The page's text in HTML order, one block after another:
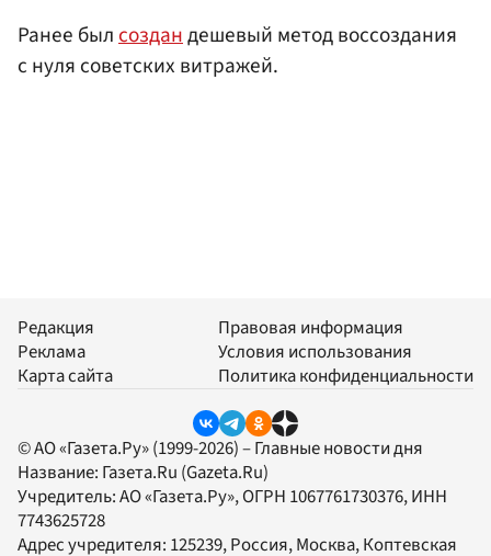
Ранее былсоздандешевый метод воссоздания
с нуля советских витражей.
Редакция
Реклама
Карта сайта
Правовая информация
Условия использования
Политика конфиденциальности
© АО «Газета.Ру» (1999-2026) – Главные новости дня
Название: Газета.Ru (Gazeta.Ru)
Учредитель:АО «Газета.Ру», ОГРН 1067761730376, ИНН
7743625728
Адрес учредителя: 125239, Россия, Москва, Коптевская